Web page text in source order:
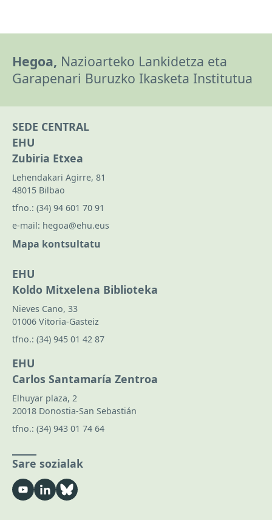
Hegoa, Nazioarteko Lankidetza eta
Garapenari Buruzko Ikasketa Institutua
SEDE CENTRAL
EHU
Zubiria Etxea
Lehendakari Agirre, 81
48015 Bilbao
tfno.: (34) 94 601 70 91
e-mail: hegoa@ehu.eus
Mapa kontsultatu
EHU
Koldo Mitxelena Biblioteka
Nieves Cano, 33
01006 Vitoria-Gasteiz
tfno.: (34) 945 01 42 87
EHU
Carlos Santamaría Zentroa
Elhuyar plaza, 2
20018 Donostia-San Sebastián
tfno.: (34) 943 01 74 64
Sare sozialak